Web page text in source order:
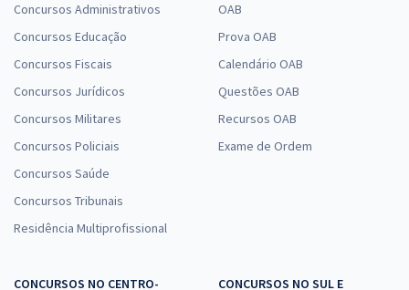
Concursos Administrativos
Concursos Educação
Concursos Fiscais
Concursos Jurídicos
Concursos Militares
Concursos Policiais
Concursos Saúde
Concursos Tribunais
Residência Multiprofissional
OAB
Prova OAB
Calendário OAB
Questões OAB
Recursos OAB
Exame de Ordem
CONCURSOS NO CENTRO-
CONCURSOS NO SUL E